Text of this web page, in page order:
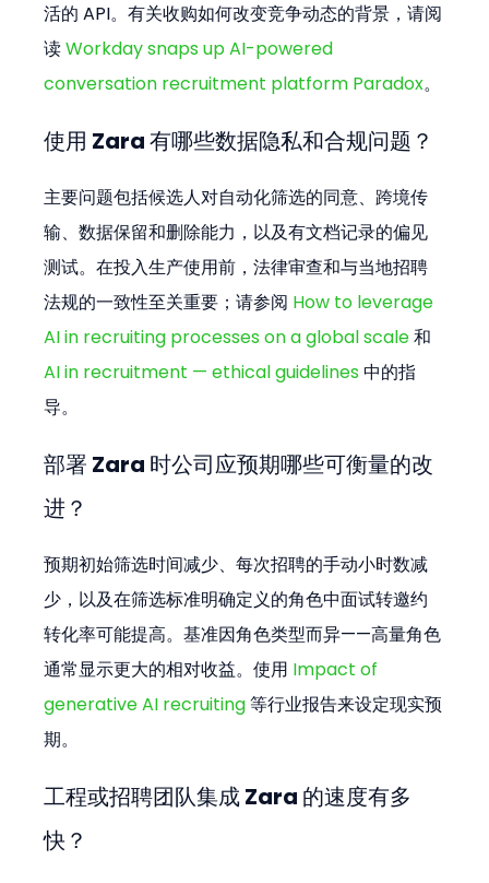
活的 API。有关收购如何改变竞争动态的背景，请阅
读 Workday snaps up AI-powered
conversation recruitment platform Paradox。
使用 Zara 有哪些数据隐私和合规问题？
主要问题包括候选人对自动化筛选的同意、跨境传
输、数据保留和删除能力，以及有文档记录的偏见
测试。在投入生产使用前，法律审查和与当地招聘
法规的一致性至关重要；请参阅 How to leverage
AI in recruiting processes on a global scale 和
AI in recruitment — ethical guidelines 中的指
导。
部署 Zara 时公司应预期哪些可衡量的改
进？
预期初始筛选时间减少、每次招聘的手动小时数减
少，以及在筛选标准明确定义的角色中面试转邀约
转化率可能提高。基准因角色类型而异——高量角色
通常显示更大的相对收益。使用 Impact of
generative AI recruiting 等行业报告来设定现实预
期。
工程或招聘团队集成 Zara 的速度有多
快？